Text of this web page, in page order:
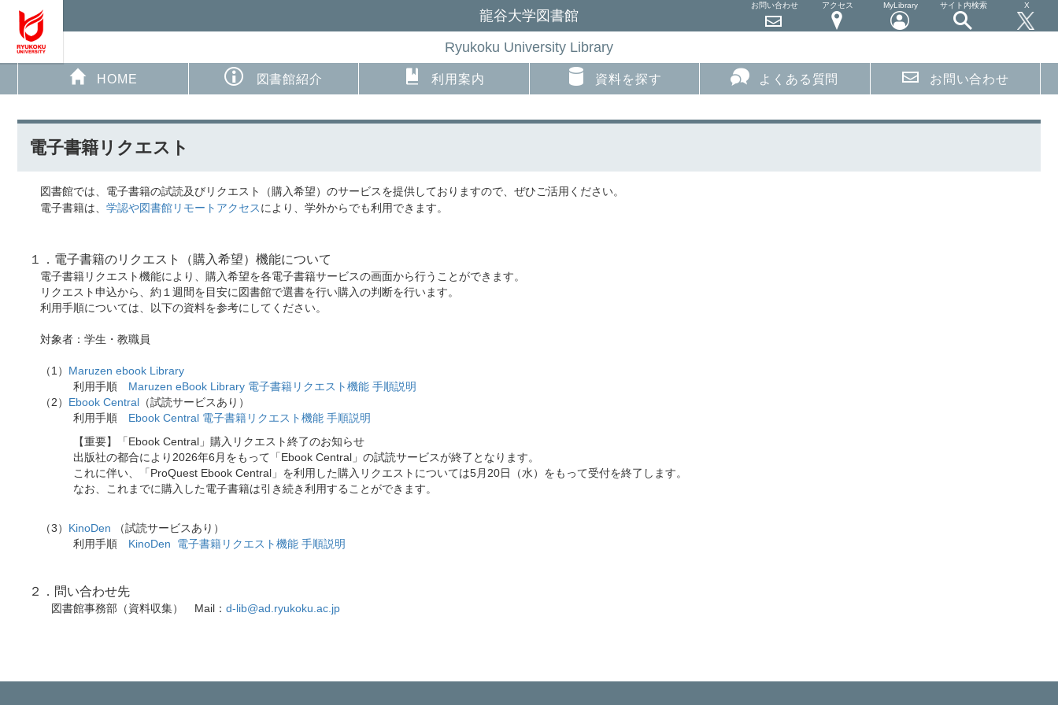
龍谷大学図書館
Ryukoku University Library
お問い合わせ アクセス MyLibrary サイト内検索 X
HOME 図書館紹介 利用案内 資料を探す よくある質問 お問い合わせ
電子書籍リクエスト
図書館では、電子書籍の試読及びリクエスト（購入希望）のサービスを提供しておりますので、ぜひご活用ください。
電子書籍は、 学認や図書館リモートアクセスにより、学外からでも利用できます。
１．電子書籍のリクエスト（購入希望）機能について
電子書籍リクエスト機能により、購入希望を各電子書籍サービスの画面から行うことができます。
リクエスト申込から、約１週間を目安に図書館で選書を行い購入の判断を行います。
利用手順については、以下の資料を参考にしてください。
対象者：学生・教職員
（1 ） Maruzen ebook Library
利用手順 Maruzen eBook Library 電子書籍リクエスト機能 手順説明
（2） Ebook Central （試読サービスあり）
利用手順 Ebook Central 電子書籍リクエスト機能 手順説明
【重要】「Ebook Central」購入リクエスト終了のお知らせ
出版社の都合により2026年6月をもって「Ebook Central」の試読サービスが終了となります。
これに伴い、「ProQuest Ebook Central」を利用した購入リクエストについては5月20日（水）をもって受付を終了します。
なお、これまでに購入した電子書籍は引き続き利用することができます。
（3） KinoDen
（試読サービスあり）
利用手順 KinoDen 電子書籍リクエスト機能 手順説明
２．問い合わせ先
図書館事務部（資料収集） Mail ： d-lib@ad.ryukoku.ac.jp